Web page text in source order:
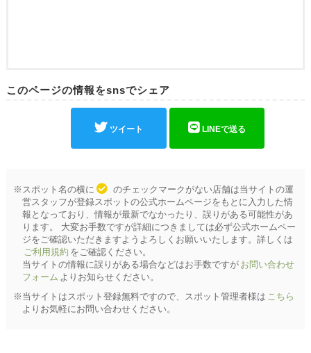
このページの情報をsnsでシェア
ツイート LINEで送る
※スポット名の横に
のチェックマークがない店舗は当サイトの運
営スタッフが登録スポットの公式ホームページをもとに入力した情
報となっており、情報が最新でなかったり、誤りがある可能性があ
ります。 大変お手数ですが詳細につきましては必ず公式ホームペー
ジをご確認いただきますようよろしくお願いいたします。詳しくは
ご利用規約 をご確認ください。
当サイトの情報に誤りがある場合などはお手数ですが お問い合わせ
フォーム よりお知らせください。
※当サイトはスポット登録無料ですので、スポット管理者様は こちら
よりお気軽にお問い合わせください。